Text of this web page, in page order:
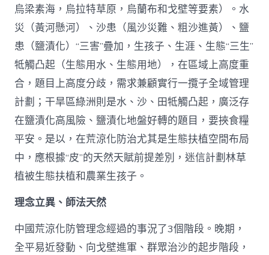
烏梁素海，烏拉特草原，烏蘭布和戈壁等要素）。水
災（黃河懸河）、沙患（風沙災難、粗沙進黃）、鹽
患（鹽漬化）“三害”疊加，生孩子、生涯、生態“三生”
牴觸凸起（生態用水、生態用地），在區域上高度重
合，題目上高度分歧，需求兼顧實行一攬子全域管理
計劃；干旱區綠洲則是水、沙、田牴觸凸起，廣泛存
在鹽漬化高風險、鹽漬化地盤好轉的題目，要挾食糧
平安。是以，在荒涼化防治尤其是生態扶植空間布局
中，應根據“皮”的天然天賦前提差別，迷信計劃林草
植被生態扶植和農業生孩子。
理念立異、師法天然
中國荒涼化防管理念經過的事況了3個階段。晚期，
全平易近發動、向戈壁進軍、群眾治沙的起步階段，